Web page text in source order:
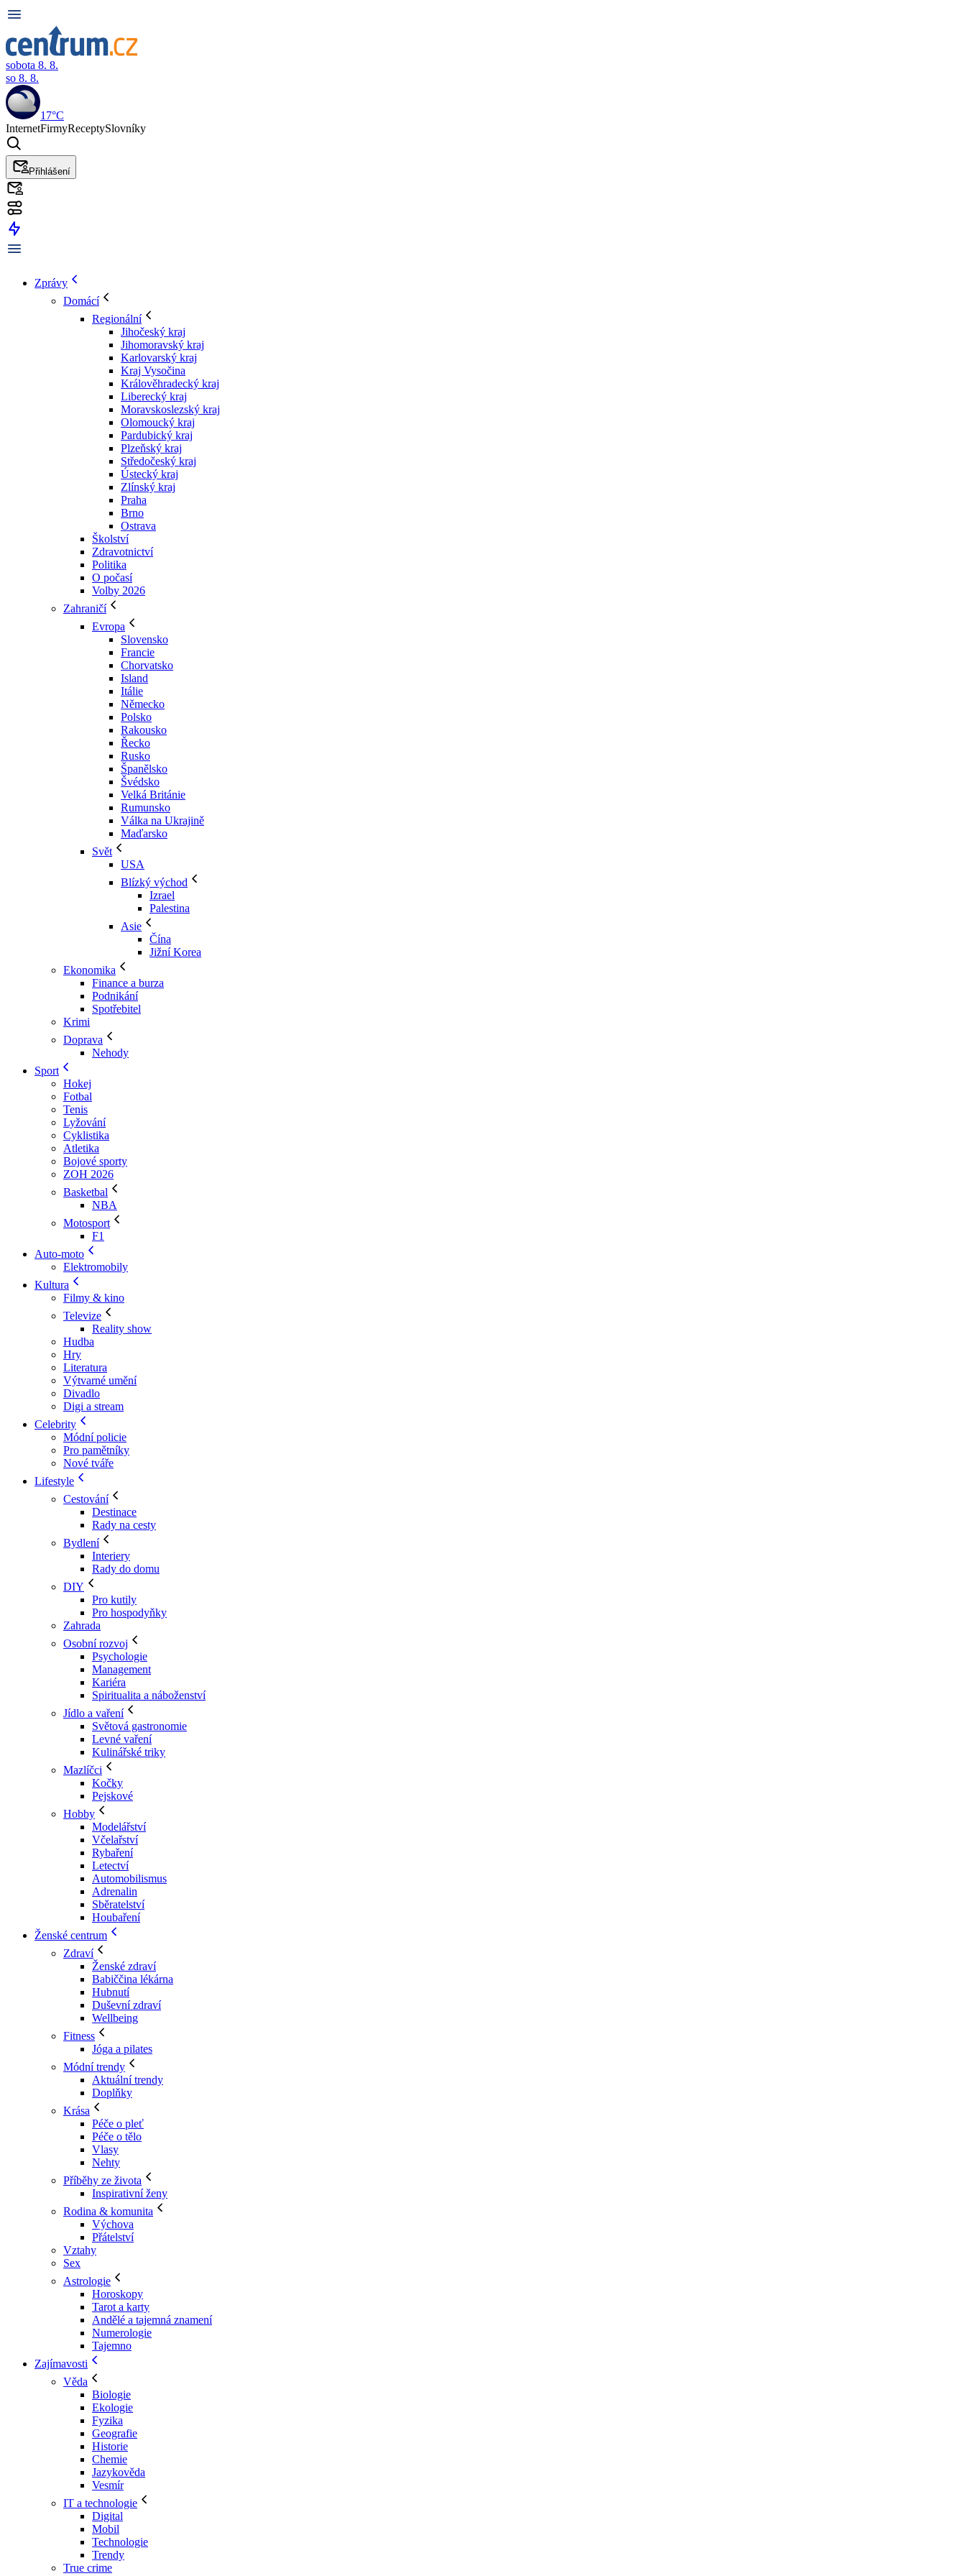
sobota 8. 8.
so 8. 8.
17°C
InternetFirmyReceptySlovníky
Přihlášení
Zprávy
Domácí
Regionální
Jihočeský kraj
Jihomoravský kraj
Karlovarský kraj
Kraj Vysočina
Králověhradecký kraj
Liberecký kraj
Moravskoslezský kraj
Olomoucký kraj
Pardubický kraj
Plzeňský kraj
Středočeský kraj
Ústecký kraj
Zlínský kraj
Praha
Brno
Ostrava
Školství
Zdravotnictví
Politika
O počasí
Volby 2026
Zahraničí
Evropa
Slovensko
Francie
Chorvatsko
Island
Itálie
Německo
Polsko
Rakousko
Řecko
Rusko
Španělsko
Švédsko
Velká Británie
Rumunsko
Válka na Ukrajině
Maďarsko
Svět
USA
Blízký východ
Izrael
Palestina
Asie
Čína
Jižní Korea
Ekonomika
Finance a burza
Podnikání
Spotřebitel
Krimi
Doprava
Nehody
Sport
Hokej
Fotbal
Tenis
Lyžování
Cyklistika
Atletika
Bojové sporty
ZOH 2026
Basketbal
NBA
Motosport
F1
Auto-moto
Elektromobily
Kultura
Filmy & kino
Televize
Reality show
Hudba
Hry
Literatura
Výtvarné umění
Divadlo
Digi a stream
Celebrity
Módní policie
Pro pamětníky
Nové tváře
Lifestyle
Cestování
Destinace
Rady na cesty
Bydlení
Interiery
Rady do domu
DIY
Pro kutily
Pro hospodyňky
Zahrada
Osobní rozvoj
Psychologie
Management
Kariéra
Spiritualita a náboženství
Jídlo a vaření
Světová gastronomie
Levné vaření
Kulinářské triky
Mazlíčci
Kočky
Pejskové
Hobby
Modelářství
Včelařství
Rybaření
Letectví
Automobilismus
Adrenalin
Sběratelství
Houbaření
Ženské centrum
Zdraví
Ženské zdraví
Babiččina lékárna
Hubnutí
Duševní zdraví
Wellbeing
Fitness
Jóga a pilates
Módní trendy
Aktuální trendy
Doplňky
Krása
Péče o pleť
Péče o tělo
Vlasy
Nehty
Příběhy ze života
Inspirativní ženy
Rodina & komunita
Výchova
Přátelství
Vztahy
Sex
Astrologie
Horoskopy
Tarot a karty
Andělé a tajemná znamení
Numerologie
Tajemno
Zajímavosti
Věda
Biologie
Ekologie
Fyzika
Geografie
Historie
Chemie
Jazykověda
Vesmír
IT a technologie
Digital
Mobil
Technologie
Trendy
True crime